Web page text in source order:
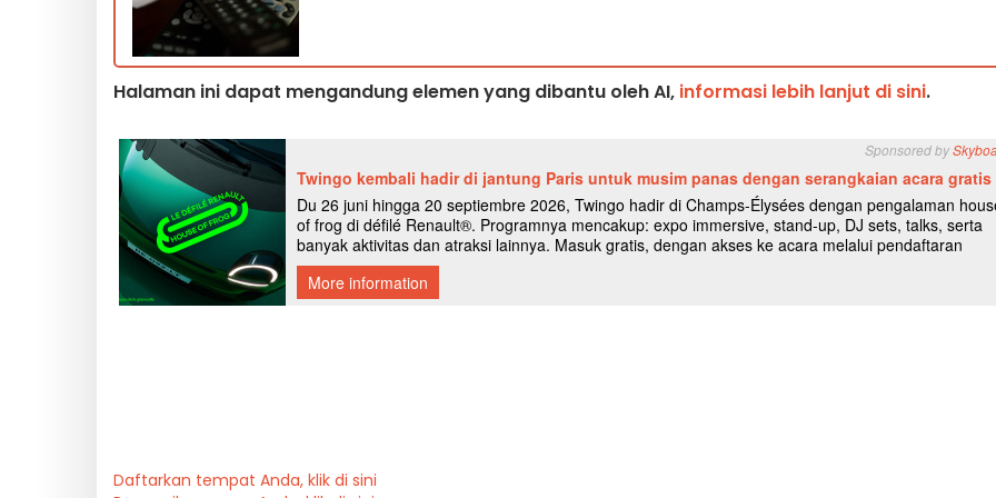
Halaman ini dapat mengandung elemen yang dibantu oleh AI, informasi lebih lanjut di sini.
Daftarkan tempat Anda, klik di sini